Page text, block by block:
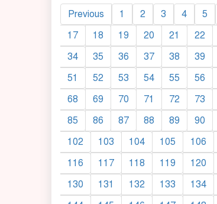
Previous 1 2 3 4 5
17
18 19 20 21 22
34
35 36 37 38 39
51
52 53 54 55 56
68
69 70 71 72 73
85
86 87 88 89 90
102
103 104 105 106
116
117 118 119 120
130
131 132 133 134